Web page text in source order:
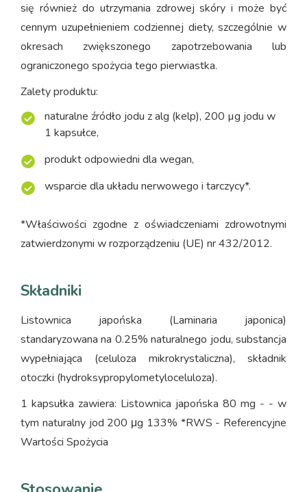
się również do utrzymania zdrowej skóry i może być
cennym uzupełnieniem codziennej diety, szczególnie w
okresach zwiększonego zapotrzebowania lub
ograniczonego spożycia tego pierwiastka.
Zalety produktu:
naturalne źródło jodu z alg (kelp), 200 µg jodu w
1 kapsułce,
produkt odpowiedni dla wegan,
wsparcie dla układu nerwowego i tarczycy*.
*Właściwości zgodne z oświadczeniami zdrowotnymi
zatwierdzonymi w rozporządzeniu (UE) nr 432/2012.
Składniki
Listownica japońska (Laminaria japonica)
standaryzowana na 0.25% naturalnego jodu, substancja
wypełniająca (celuloza mikrokrystaliczna), składnik
otoczki (hydroksypropylometyloceluloza).
1 kapsułka zawiera: Listownica japońska 80 mg - - w
tym naturalny jod 200 μg 133% *RWS - Referencyjne
Wartości Spożycia